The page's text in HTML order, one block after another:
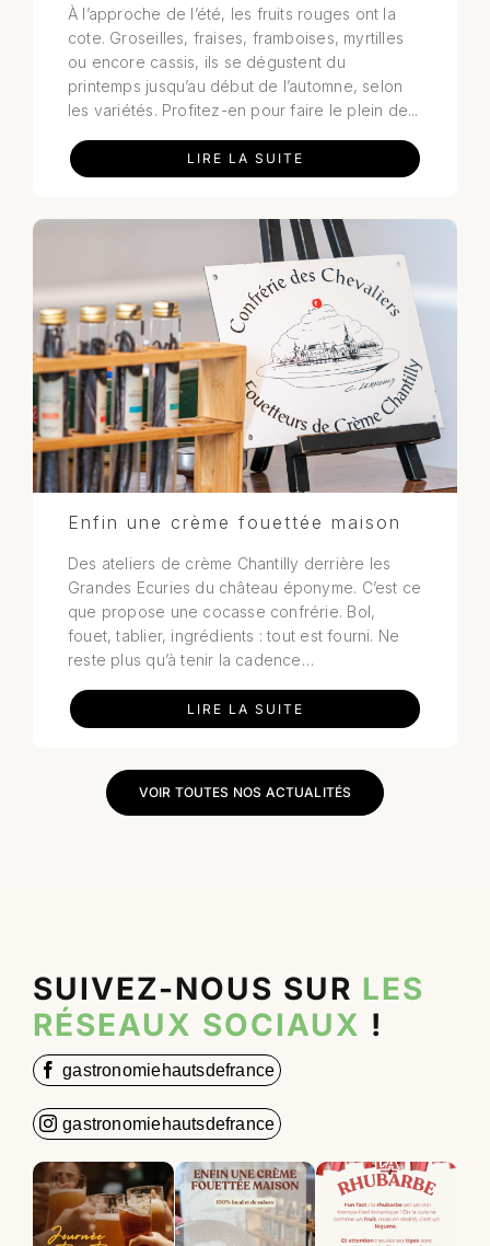
À l’approche de l’été, les fruits rouges ont la
cote. Groseilles, fraises, framboises, myrtilles
ou encore cassis, ils se dégustent du
printemps jusqu’au début de l’automne, selon
les variétés. Profitez-en pour faire le plein de...
LIRE LA SUITE
Enfin une crème fouettée maison
Des ateliers de crème Chantilly derrière les
Grandes Ecuries du château éponyme. C’est ce
que propose une cocasse confrérie. Bol,
fouet, tablier, ingrédients : tout est fourni. Ne
reste plus qu’à tenir la cadence…
LIRE LA SUITE
VOIR TOUTES NOS ACTUALITÉS
SUIVEZ-NOUS SUR LES
RÉSEAUX SOCIAUX !